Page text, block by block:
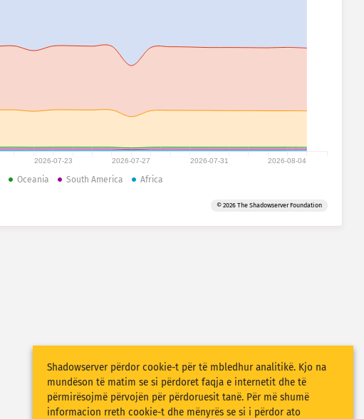
2026-07-23 2026-07-27 2026-07-31 2026-08-04
Oceania South America Africa
© 2026 The Shadowserver Foundation
Shadowserver përdor cookie-t për të mbledhur analitikë. Kjo na
mundëson të matim se si përdoret faqja e internetit dhe të
përmirësojmë përvojën për përdoruesit tanë. Për më shumë
informacion rreth cookie-t dhe mënyrës se si i përdor ato